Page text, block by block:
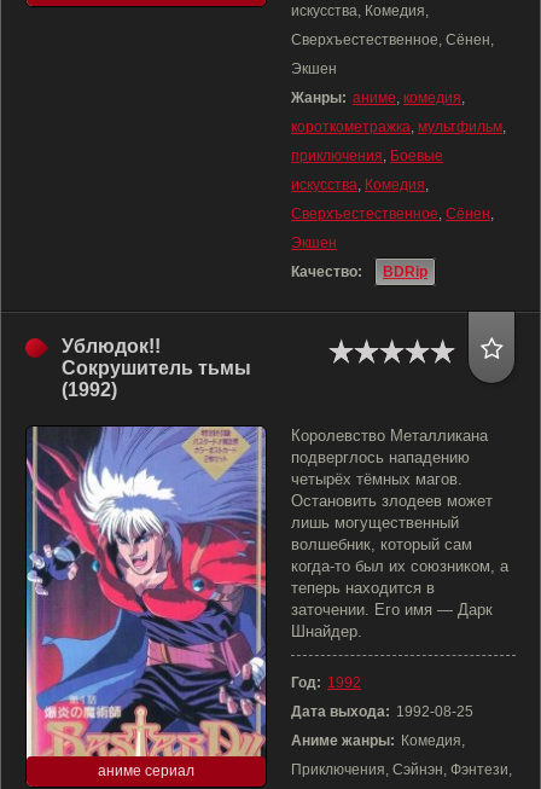
искусства, Комедия,
Сверхъестественное, Сёнен,
Экшен
Жанры: аниме, комедия,
короткометражка, мультфильм,
приключения, Боевые
искусства, Комедия,
Сверхъестественное, Сёнен,
Экшен
Качество:
BDRip
Ублюдок!!
Сокрушитель тьмы
(1992)
аниме сериал
Королевство Металликана
подверглось нападению
четырёх тёмных магов.
Остановить злодеев может
лишь могущественный
волшебник, который сам
когда-то был их союзником, а
теперь находится в
заточении. Его имя — Дарк
Шнайдер.
Год: 1992
Дата выхода: 1992-08-25
Аниме жанры: Комедия,
Приключения, Сэйнэн, Фэнтези,